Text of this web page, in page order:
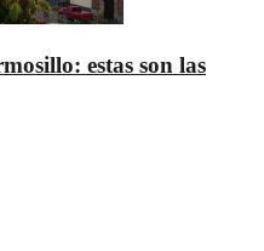
estas son las